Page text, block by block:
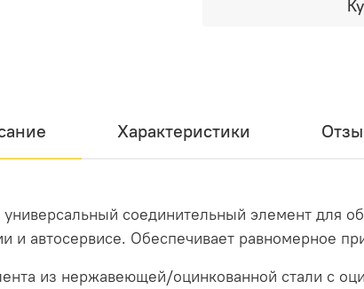
Характеристики
соединительный элемент для
и автосервисе. Обеспечивает равномерное
из нержавеющей/оцинкованной стали с